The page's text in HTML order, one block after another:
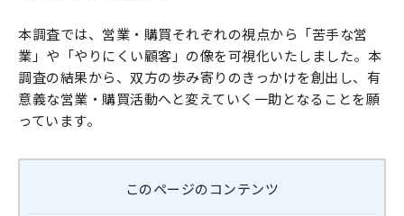
本調査では、営業・購買それぞれの視点から「苦手な営
業」や「やりにくい顧客」の像を可視化いたしました。本
調査の結果から、双方の歩み寄りのきっかけを創出し、有
意義な営業・購買活動へと変えていく一助となることを願
っています。
このページのコンテンツ